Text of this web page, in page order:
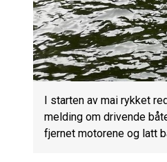
I starten av mai rykket
melding om drivende
fjernet motorene og latt